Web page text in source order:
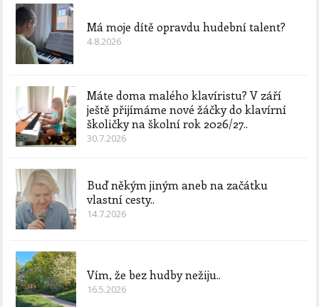
Má moje dítě opravdu hudební talent?
4.8.2026
Máte doma malého klavíristu? V září
ještě přijímáme nové žáčky do klavírní
školičky na školní rok 2026/27..
30.7.2026
Buď někým jiným aneb na začátku
vlastní cesty..
14.7.2026
Vím, že bez hudby nežiju..
16.5.2026